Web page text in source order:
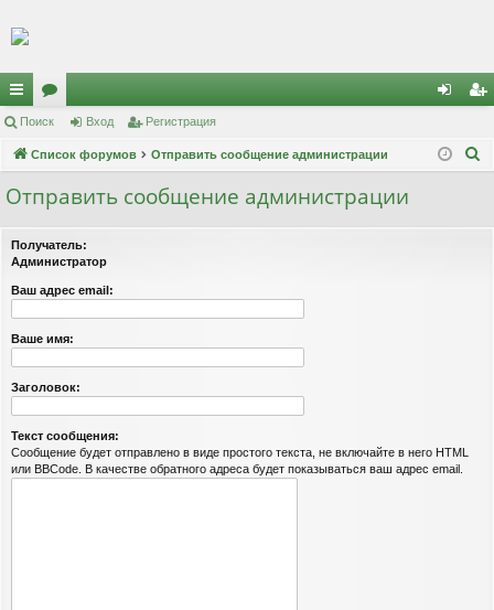
Регистрация
с
ы
лк
ор
ум д ис
Поиск Вход Регистрация
Список форумов Отправить сообщение администрации
с
Отправить сообщение администрации
Получатель:
Администратор
Ваш адрес email:
Ваше имя:
Заголовок:
Текст сообщения:
Сообщение будет отправлено в виде простого текста, не включайте в него HTML
или BBCode. В качестве обратного адреса будет показываться ваш адрес email.